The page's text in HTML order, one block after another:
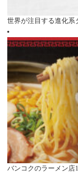
世界が注目する進化系
バンコクのラーメン店